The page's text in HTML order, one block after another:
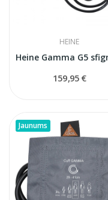
HEINE
159,95 €
Jaunums